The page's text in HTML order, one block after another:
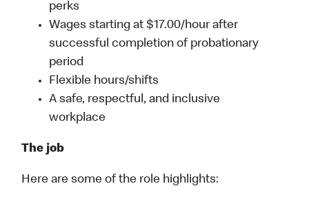
perks
Wages starting at $17.00/hour after
successful completion of probationary
period
Flexible hours/shifts
A safe, respectful, and inclusive
workplace
The job
Here are some of the role highlights: